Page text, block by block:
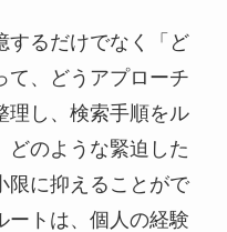
するだけでなく「ど
て、どうアプローチ
理し、検索手順をル
どのような緊迫した
限に抑えることがで
ートは、個人の経験